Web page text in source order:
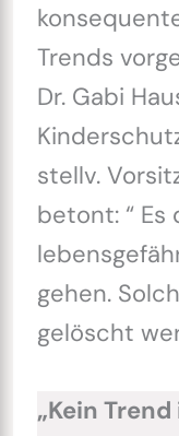
Trends
Dr. Gabi
stellv.
betont: “ Es
gehen.
gelöscht
„Kein